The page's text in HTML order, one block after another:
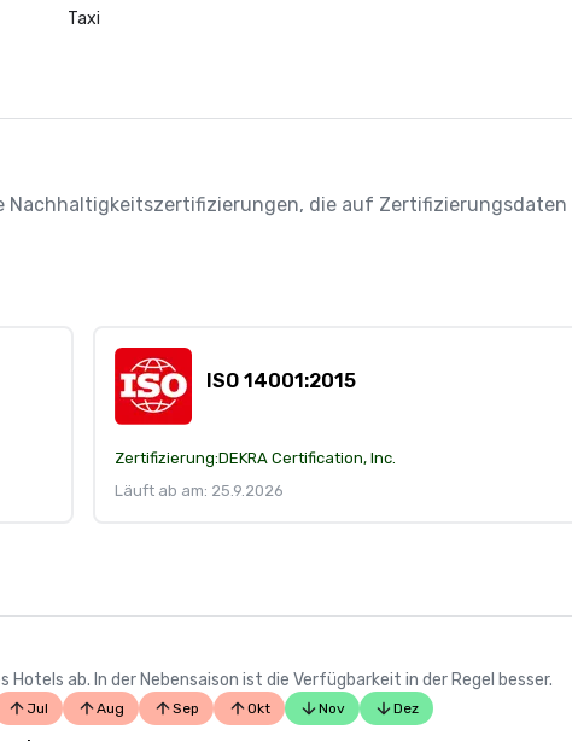
Taxi
die auf Zertifizierungsdaten
ISO 14001:2015
Zertifizierung:DEKRA Certification, Inc.
Läuft ab am: 25.9.2026
ab. In der Nebensaison ist die Verfügbarkeit in der Regel besser.
Jul Aug Sep Okt Nov Dez